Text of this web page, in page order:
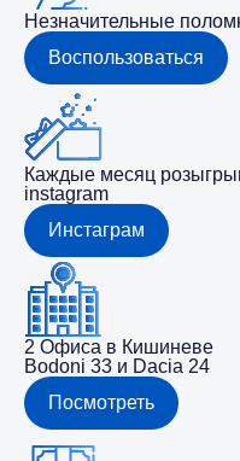
Незначительные
Воспользоваться
Каждые месяц
instagram
Инстаграм
2 Офиса в Кишиневе
Bodoni 33 и Dacia 24
Посмотреть